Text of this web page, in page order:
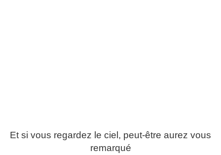
Et si vous regardez le ciel, peut-être aurez vous
remarqué